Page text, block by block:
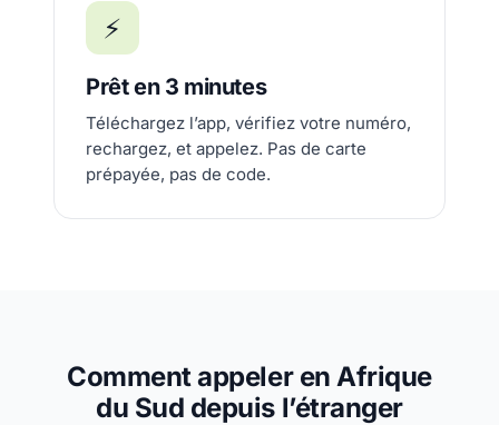
⚡
Prêt en 3 minutes
Téléchargez l’app, vérifiez votre numéro,
rechargez, et appelez. Pas de carte
prépayée, pas de code.
Comment appeler en Afrique
du Sud depuis l’étranger